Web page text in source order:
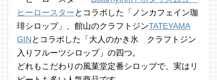
ヒーロースター とコラボした「ノンカフェイン珈
琲シロップ」、館山のクラフトジンTATEYAMA
GIN とコラボした「大人のかき氷 クラフトジン
入りフルーツシロップ」の四つ。
どれもこだわりの風菓堂定番シロップで、実はリ